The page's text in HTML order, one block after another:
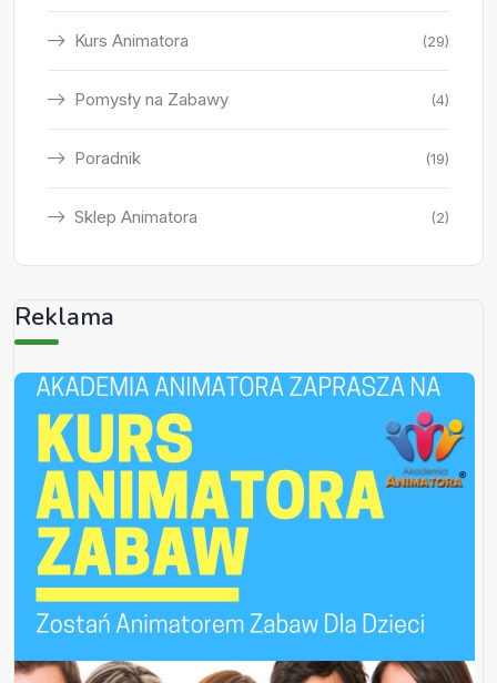
Kurs Animatora (29)
Pomysły na Zabawy (4)
Poradnik (19)
Sklep Animatora (2)
Reklama